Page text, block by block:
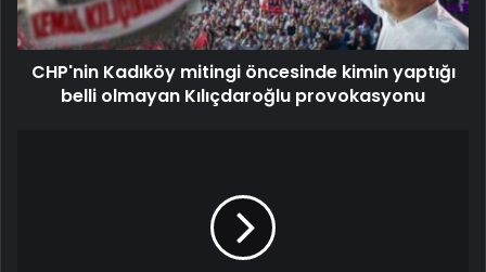
CHP'nin Kadıköy mitingi öncesinde kimin yaptığı
belli olmayan Kılıçdaroğlu provokasyonu